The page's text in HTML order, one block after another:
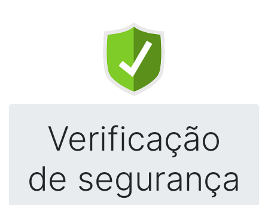
Verificação
de segurança